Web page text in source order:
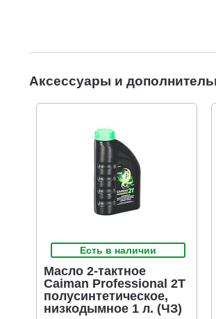
Аксессуары и
Есть в наличии
Масло 2-тактное
Caiman Professional 2T
полусинтетическое,
низкодымное 1 л. (ЧЗ)